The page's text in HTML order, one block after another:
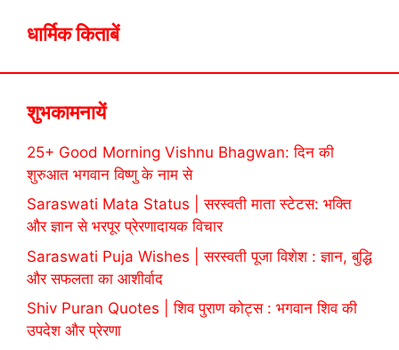
धार्मिक किताबें
शुभकामनायें
25+ Good Morning Vishnu Bhagwan: दिन की
शुरुआत भगवान विष्णु के नाम से
Saraswati Mata Status | सरस्वती माता स्टेटस: भक्ति
और ज्ञान से भरपूर प्रेरणादायक विचार
Saraswati Puja Wishes | सरस्वती पूजा विशेश : ज्ञान, बुद्धि
और सफलता का आशीर्वाद
Shiv Puran Quotes | शिव पुराण कोट्स : भगवान शिव की
उपदेश और प्रेरणा